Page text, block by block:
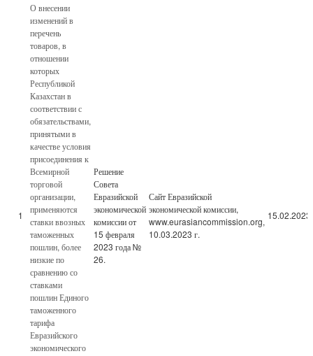
1
О внесении
изменений в
перечень
товаров, в
отношении
которых
Республикой
Казахстан в
соответствии с
обязательствами,
принятыми в
качестве условия
присоединения к
Всемирной
торговой
организации,
применяются
ставки ввозных
таможенных
пошлин, более
низкие по
сравнению со
ставками
пошлин Единого
таможенного
тарифа
Евразийского
экономического
Решение
Совета
Евразийской
экономической
комиссии от
15 февраля
2023 года №
26.
Сайт Евразийской
экономической комиссии,
www.eurasiancommission.org,
10.03.2023 г.
15.02.2023